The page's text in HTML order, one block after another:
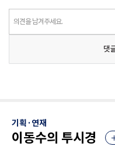
의견을 남겨주세요.
댓
기획·연재
이동수의 투시경